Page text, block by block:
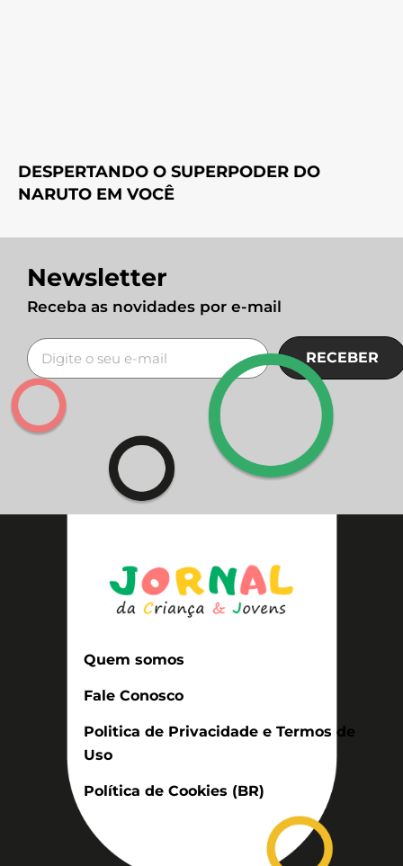
DESPERTANDO O SUPERPODER DO
NARUTO EM VOCÊ
Newsletter
Receba as novidades por e-mail
RECEBER
Quem somos
Fale Conosco
Politica de Privacidade e Termos de
Uso
Política de Cookies (BR)